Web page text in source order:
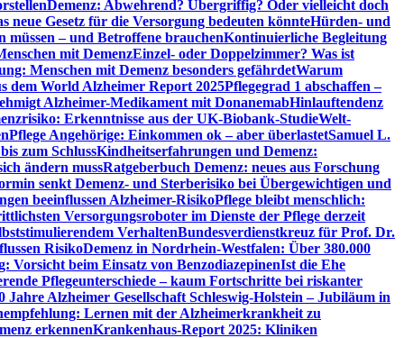
Demenz: Abwehrend? Übergriffig? Oder vielleicht doch
neue Gesetz für die Versorgung bedeuten könnteHürden- und
– und Betroffene brauchenKontinuierliche Begleitung
mit DemenzEinzel- oder Doppelzimmer? Was ist
Menschen mit Demenz besonders gefährdetWarum
dem World Alzheimer Report 2025Pflegegrad 1 abschaffen –
Alzheimer-Medikament mit DonanemabHinlauftendenz
Erkenntnisse aus der UK-Biobank-StudieWelt-
Pflege Angehörige: Einkommen ok – aber überlastetSamuel L.
zum SchlussKindheitserfahrungen und Demenz:
ändern mussRatgeberbuch Demenz: neues aus Forschung
senkt Demenz- und Sterberisiko bei Übergewichtigen und
beeinflussen Alzheimer-RisikoPflege bleibt menschlich:
Versorgungsroboter im Dienste der Pflege derzeit
VerhaltenBundesverdienstkreuz für Prof. Dr.
RisikoDemenz in Nordrhein-Westfalen: Über 380.000
Vorsicht beim Einsatz von BenzodiazepinenIst die Ehe
Pflegeunterschiede – kaum Fortschritte bei riskanter
Jahre Alzheimer Gesellschaft Schleswig-Holstein – Jubiläum in
Lernen mit der Alzheimerkrankheit zu
erkennenKrankenhaus-Report 2025: Kliniken